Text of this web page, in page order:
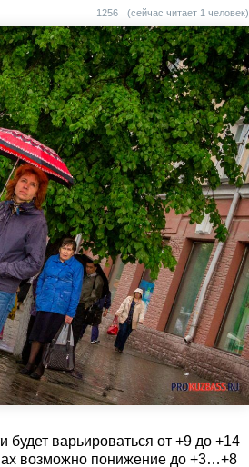
1256 (сейчас читает 1 человек)
будет варьироваться от +9 до +14
возможно понижение до +3…+8